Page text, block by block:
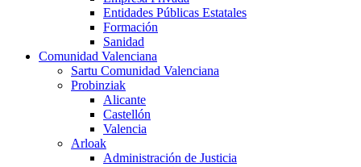
Entidades Públicas Estatales
Formación
Sanidad
Comunidad Valenciana
Sartu Comunidad Valenciana
Probinziak
Alicante
Castellón
Valencia
Arloak
Administración de Justicia